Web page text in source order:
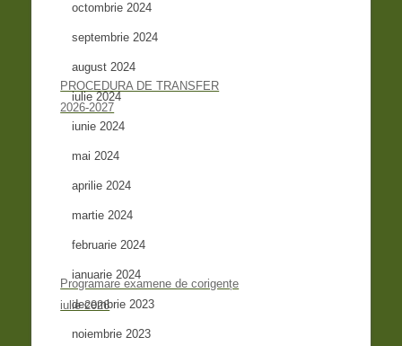
PROCEDURA DE TRANSFER
2026-2027
Programare examene de corigențe
iulie 2026
octombrie 2024
septembrie 2024
august 2024
iulie 2024
iunie 2024
mai 2024
aprilie 2024
martie 2024
februarie 2024
ianuarie 2024
decembrie 2023
noiembrie 2023